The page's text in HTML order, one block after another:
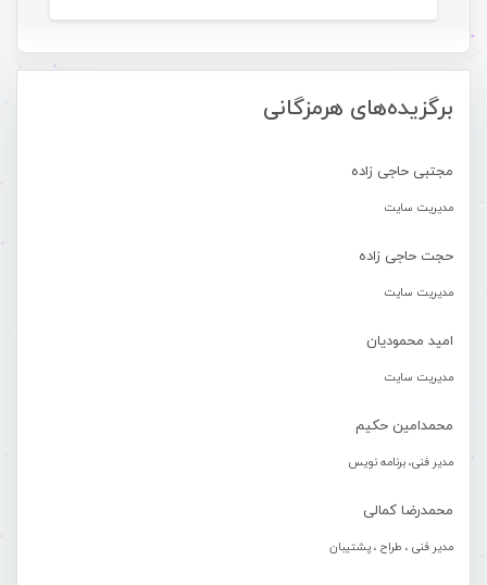
برگزیده‌های هرمزگانی
مجتبی حاجی زاده
مدیریت سایت
حجت حاجی زاده
مدیریت سایت
امید محمودیان
مدیریت سایت
محمدامین حکیم
مدیر فنی، برنامه نویس
محمدرضا کمالی
مدیر فنی ، طراح ، پشتیبان